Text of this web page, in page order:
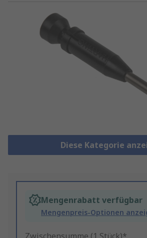
Diese Kategorie
Mengenrabatt verfügbar
Mengenpreis-Optionen